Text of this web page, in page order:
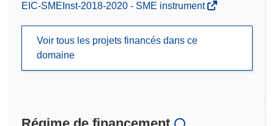
EIC-SMEInst-2018-2020 - SME instrument
Voir tous les projets financés dans ce
domaine